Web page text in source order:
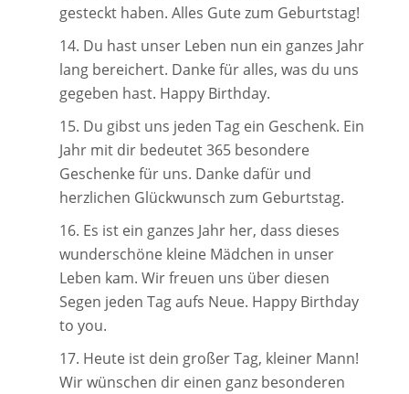
gesteckt haben. Alles Gute zum Geburtstag!
Du hast unser Leben nun ein ganzes Jahr
lang bereichert. Danke für alles, was du uns
gegeben hast. Happy Birthday.
Du gibst uns jeden Tag ein Geschenk. Ein
Jahr mit dir bedeutet 365 besondere
Geschenke für uns. Danke dafür und
herzlichen Glückwunsch zum Geburtstag.
Es ist ein ganzes Jahr her, dass dieses
wunderschöne kleine Mädchen in unser
Leben kam. Wir freuen uns über diesen
Segen jeden Tag aufs Neue. Happy Birthday
to you.
Heute ist dein großer Tag, kleiner Mann!
Wir wünschen dir einen ganz besonderen